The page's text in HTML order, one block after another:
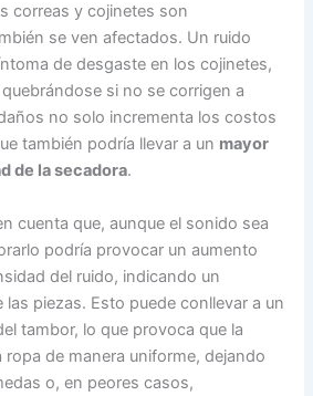
correas y cojinetes son
se ven afectados. Un ruido
de desgaste en los cojinetes,
si no se corrigen a
no solo incrementa los costos
también podría llevar a un mayor
de la secadora.
cuenta que, aunque el sonido sea
podría provocar un aumento
del ruido, indicando un
piezas. Esto puede conllevar a un
tambor, lo que provoca que la
ropa de manera uniforme, dejando
o, en peores casos,